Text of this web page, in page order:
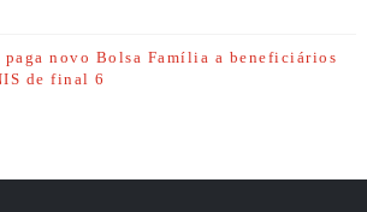
paga novo Bolsa Família a beneficiários
de final 6